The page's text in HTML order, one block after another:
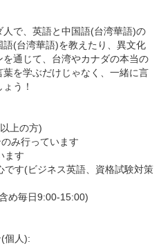
で、英語と中国語(台湾華語)の
(台湾華語)を教えたり、異文化
通じて、台湾やカナダの本当の
を学ぶだけじゃなく、一緒に言
う！
上の方)
み行っています
ます
です(ビジネス英語、資格試験対策
め毎日9:00-15:00)
個人):